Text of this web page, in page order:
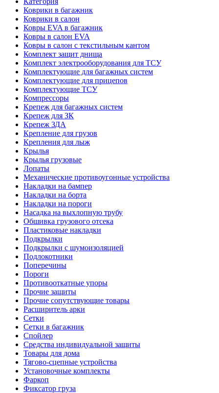
Коврики в багажник
Коврики в салон
Ковры EVA в багажник
Ковры в салон EVA
Ковры в салон с текстильным кантом
Комплект защит днища
Комплект электрооборудования для ТСУ
Комплектующие для багажных систем
Комплектующие для прицепов
Комплектующие ТСУ
Компрессоры
Крепеж для багажных систем
Крепеж для ЗК
Крепеж ЗДА
Крепление для грузов
Крепления для лыж
Крылья
Крылья грузовые
Лопаты
Механические противоугонные устройства
Накладки на бампер
Накладки на борта
Накладки на пороги
Насадка на выхлопную трубу
Обшивка грузового отсека
Пластиковые накладки
Подкрылки
Подкрылки с шумоизоляцией
Подлокотники
Поперечины
Пороги
Противооткатные упоры
Прочие защиты
Прочие сопутствующие товары
Расширитель арки
Сетки
Сетки в багажник
Спойлер
Средства индивидуальной защиты
Товары для дома
Тягово-сцепные устройства
Установочные комплекты
Фаркоп
Фиксатор груза